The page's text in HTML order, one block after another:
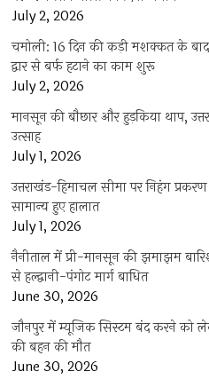
July 2, 2026
चमोली: 16 दिन की कड़ी मशक्कत के
द्वार से बर्फ हटाने का काम शुरू
July 2, 2026
मानसून की बौछार और हुड़किया थाप,
उत्साह
July 1, 2026
उत्तराखंड-हिमाचल सीमा पर निहंग
सामान्य हुए हालात
July 1, 2026
नैनीताल में प्री-मानसून की झमाझम
से हल्द्वानी-पंगोट मार्ग बाधित
June 30, 2026
जौनपुर में म्यूजिक सिस्टम बंद करने को
की बहन की मौत
June 30, 2026